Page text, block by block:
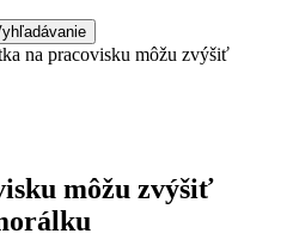
na pracovisku môžu zvýšiť
môžu zvýšiť